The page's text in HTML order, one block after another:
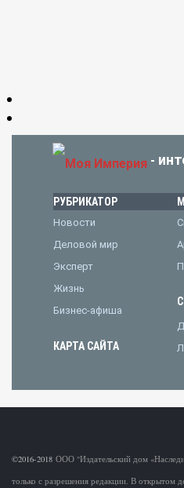
-
РУБРИКАТОР
Новости
Деловой мир
Эксперт
Жизнь
Бизнес-афиша
КАРТА САЙТА
©2016-2018 ООО "Издательский дом
только с разрешения редакции. В открытом